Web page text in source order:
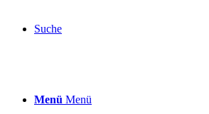
Suche
Menü Menü